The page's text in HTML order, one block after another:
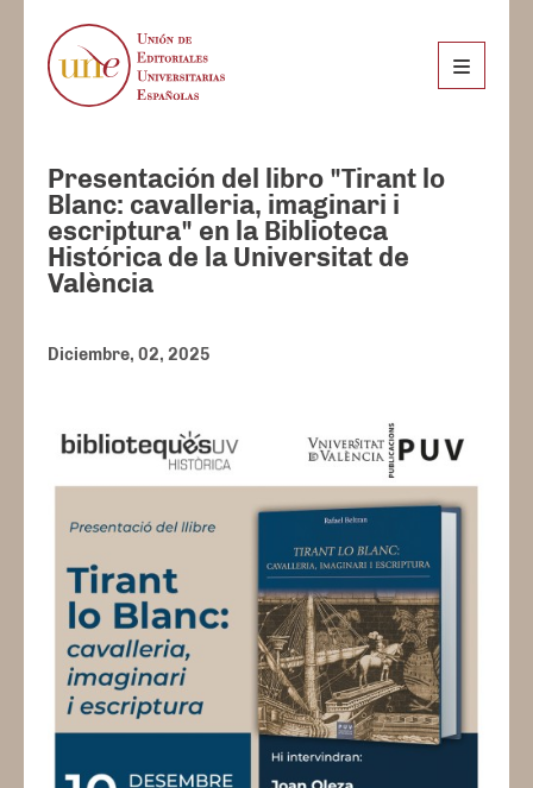
Presentación del libro "Tirant lo
Blanc: cavalleria, imaginari i
escriptura" en la Biblioteca
Histórica de la Universitat de
València
Diciembre, 02, 2025